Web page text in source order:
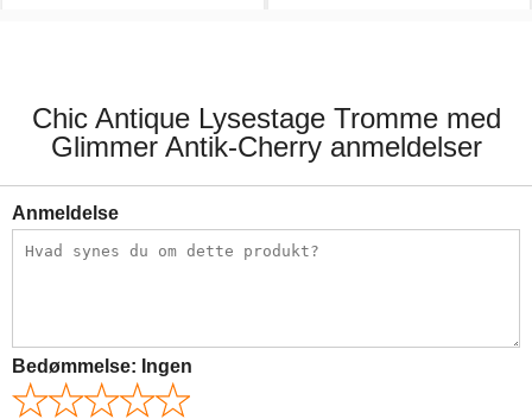
Chic Antique Lysestage Tromme med
Glimmer Antik-Cherry anmeldelser
Anmeldelse
Bedømmelse: Ingen